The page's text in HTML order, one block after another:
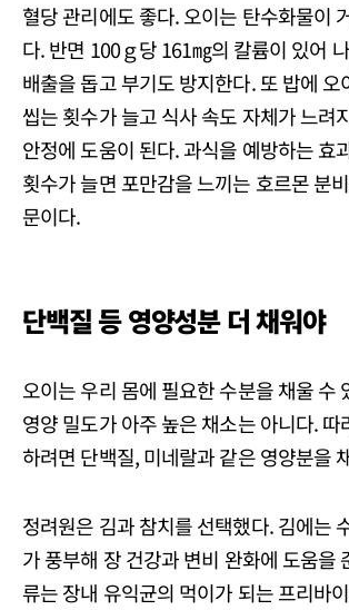
혈당 관리에도 좋다. 오이는 탄수화물이
다. 반면 100ｇ당 161㎎의 칼륨이 있어
배출을 돕고 부기도 방지한다. 또 밥에 오
씹는 횟수가 늘고 식사 속도 자체가 느려
안정에 도움이 된다. 과식을 예방하는 효
횟수가 늘면 포만감을 느끼는 호르몬 분
문이다.
단백질 등 영양성분 더 채워야
오이는 우리 몸에 필요한 수분을 채울 수
영양 밀도가 아주 높은 채소는 아니다. 따
하려면 단백질, 미네랄과 같은 영양분을
정려원은 김과 참치를 선택했다. 김에는
가 풍부해 장 건강과 변비 완화에 도움을
류는 장내 유익균의 먹이가 되는 프리바